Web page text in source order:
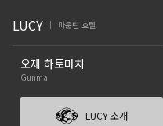
LUCY 마운틴 호텔
오제 하토마치
Gunma
LUCY 소개